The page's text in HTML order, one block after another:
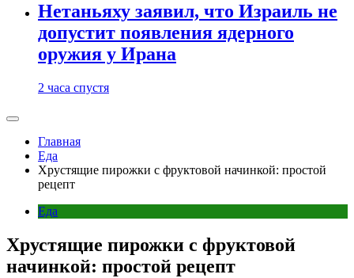
Нетаньяху заявил, что Израиль не
допустит появления ядерного
оружия у Ирана
2 часа спустя
Главная
Еда
Хрустящие пирожки с фруктовой начинкой: простой
рецепт
Еда
Хрустящие пирожки с фруктовой
начинкой: простой рецепт